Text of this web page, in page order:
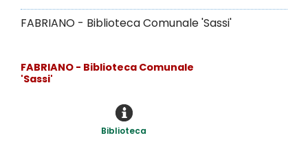
FABRIANO - Biblioteca Comunale 'Sassi'
FABRIANO - Biblioteca Comunale
'Sassi'
Biblioteca